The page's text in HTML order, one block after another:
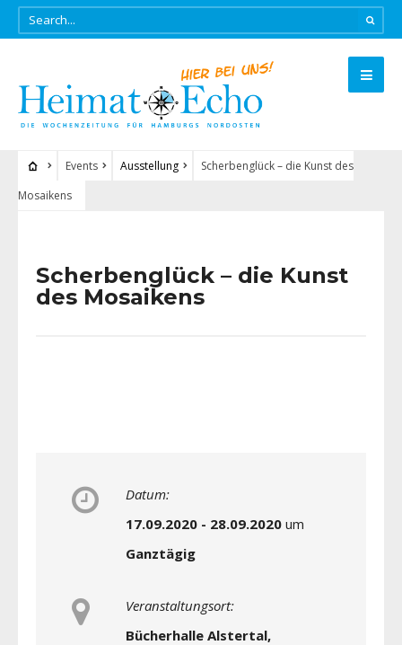
Events Ausstellung
Scherbenglück – die Kunst des
Mosaikens
Scherbenglück – die Kunst
des Mosaikens
Datum:
17.09.2020 - 28.09.2020 um
Ganztägig
Veranstaltungsort:
Bücherhalle Alstertal,